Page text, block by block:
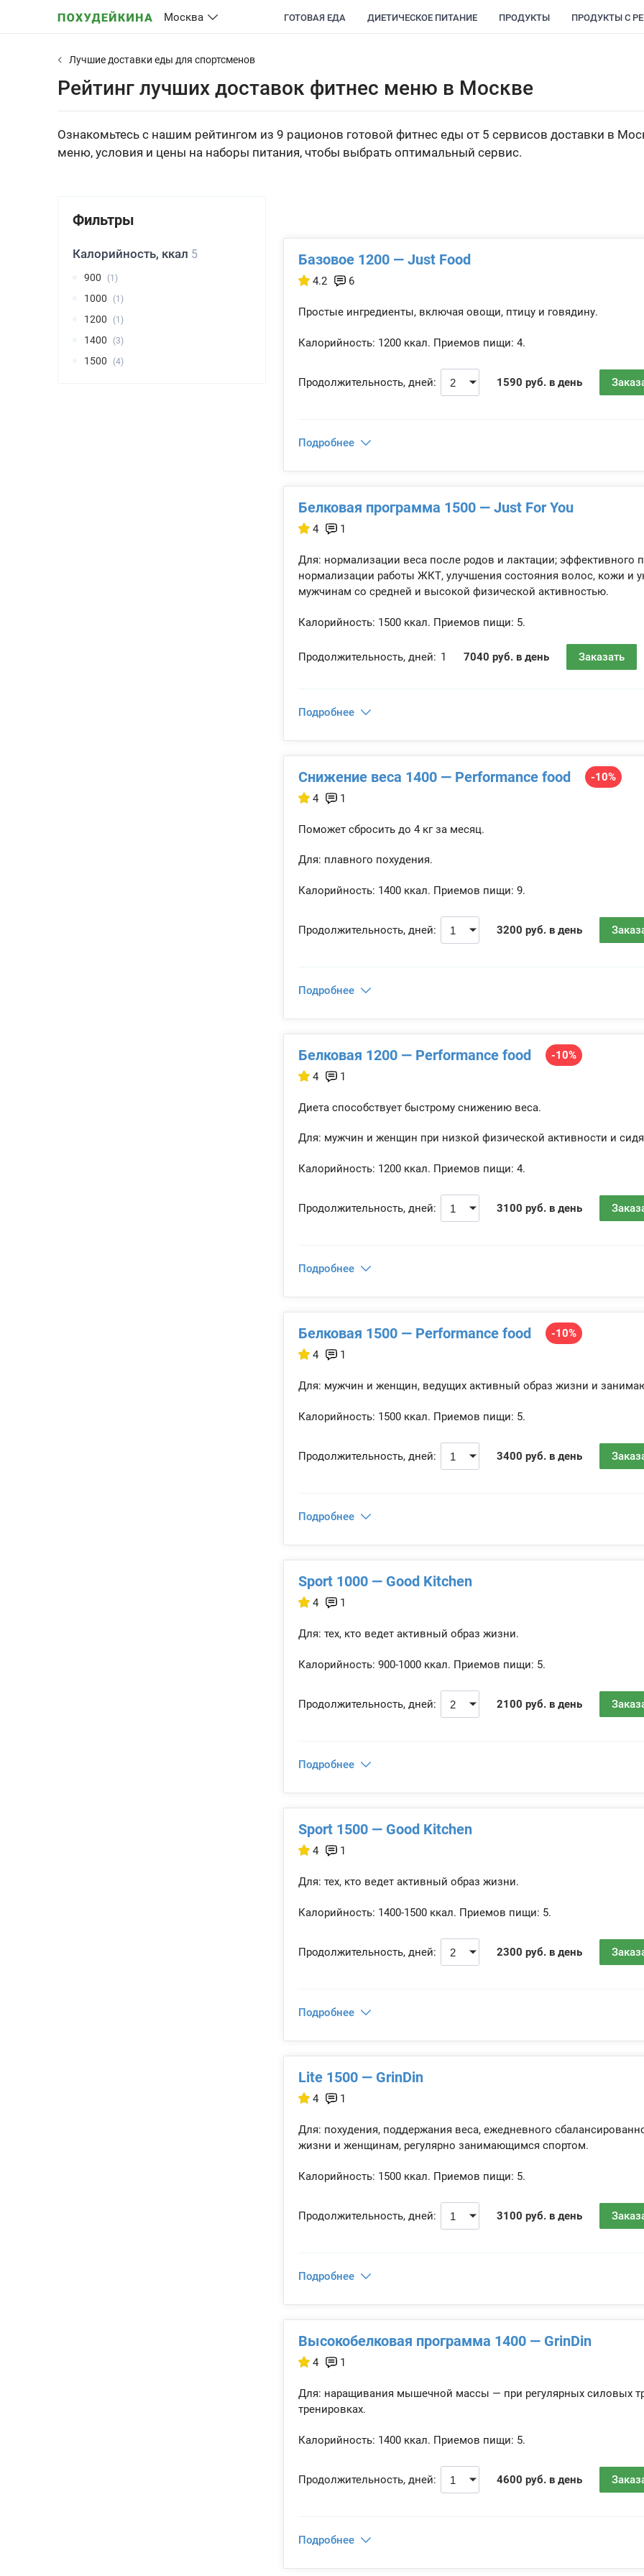
Москва ГОТОВАЯ ЕДА ДИЕТИЧЕСКОЕ ПИТАНИЕ ПРОДУКТЫ ПРОДУКТЫ С
Лучшие доставки еды для спортсменов
Рейтинг лучших доставок фитнес меню в Москве
Ознакомьтесь с нашим рейтингом из 9 рационов готовой фитнес еды от 5 сервисов доставки в
меню, условия и цены на наборы питания, чтобы выбрать оптимальный сервис.
Фильтры
Калорийность, ккал 5
900 (1)
1000 (1)
1200 (1)
1400 (3)
1500 (4)
Базовое 1200 — Just Food
4.2 6
Простые ингредиенты, включая овощи, птицу и говядину.
Калорийность: 1200 ккал. Приемов пищи: 4.
Продолжительность, дней: 1590 руб. в день
Подробнее
Белковая программа 1500 — Just For You
4 1
Для: нормализации веса после родов и лактации; эффективного
нормализации работы ЖКТ, улучшения состояния волос, кожи и
мужчинам со средней и высокой физической активностью.
Калорийность: 1500 ккал. Приемов пищи: 5.
Продолжительность, дней: 1 7040 руб. в день Заказать
Подробнее
Снижение веса 1400 — Performance food
-10%
4
1
Поможет сбросить до 4 кг за месяц.
Для: плавного похудения.
Калорийность: 1400 ккал. Приемов пищи: 9.
Продолжительность, дней: 3200 руб. в день
Подробнее
Белковая 1200 — Performance food
-10%
4
1
Диета способствует быстрому снижению веса.
Для: мужчин и женщин при низкой физической активности и
Калорийность: 1200 ккал. Приемов пищи: 4.
Продолжительность, дней: 3100 руб. в день
Подробнее
Белковая 1500 — Performance food
-10%
4
1
Для: мужчин и женщин, ведущих активный образ жизни и
Калорийность: 1500 ккал. Приемов пищи: 5.
Продолжительность, дней: 3400 руб. в день
Подробнее
Sport 1000 — Good Kitchen
4 1
Для: тех, кто ведет активный образ жизни.
Калорийность: 900-1000 ккал. Приемов пищи: 5.
Продолжительность, дней: 2100 руб. в день
Подробнее
Sport 1500 — Good Kitchen
4 1
Для: тех, кто ведет активный образ жизни.
Калорийность: 1400-1500 ккал. Приемов пищи: 5.
Продолжительность, дней: 2300 руб. в день
Подробнее
Lite 1500 — GrinDin
4 1
Для: похудения, поддержания веса, ежедневного
жизни и женщинам, регулярно занимающимся спортом.
Калорийность: 1500 ккал. Приемов пищи: 5.
Продолжительность, дней: 3100 руб. в день
Подробнее
Высокобелковая программа 1400 — GrinDin
4 1
Для: наращивания мышечной массы — при регулярных силовых
тренировках.
Калорийность: 1400 ккал. Приемов пищи: 5.
Продолжительность, дней: 4600 руб. в день
Подробнее